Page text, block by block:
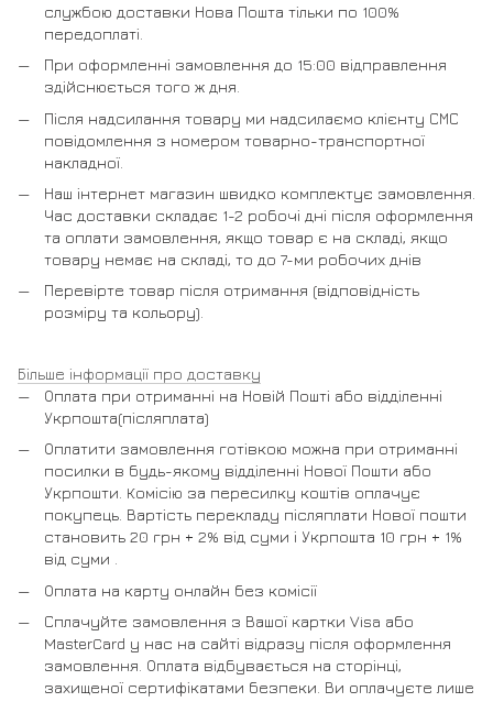
службою доставки Нова Пошта тільки по 100%
передоплаті.
При оформленні замовлення до 15:00 відправлення
здійснюється того ж дня.
Після надсилання товару ми надсилаємо клієнту СМС
повідомлення з номером товарно-транспортної
накладної.
Наш інтернет магазин швидко комплектує замовлення.
Час доставки складає 1-2 робочі дні після оформлення
та оплати замовлення, якщо товар є на складі, якщо
товару немає на складі, то до 7-ми робочих днів
Перевірте товар після отримання (відповідність
розміру та кольору).
Більше інформації про доставку
Оплата при отриманні на Новій Пошті або відділенні
Укрпошта(післяплата)
Оплатити замовлення готівкою можна при отриманні
посилки в будь-якому відділенні Нової Пошти або
Укрпошти. Комісію за пересилку коштів оплачує
покупець. Вартість перекладу післяплати Нової пошти
становить 20 грн + 2% від суми і Укрпошта 10 грн + 1%
від суми .
Оплата на карту онлайн без комісії
Сплачуйте замовлення з Вашої картки Visa або
MasterCard у нас на сайті відразу після оформлення
замовлення. Оплата відбувається на сторінці,
захищеної сертифікатами безпеки. Ви оплачуєте лише